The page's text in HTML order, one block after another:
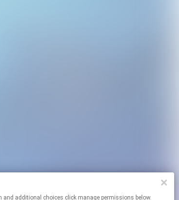
and additional choices click manage permissions below.